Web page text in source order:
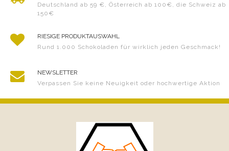
Deutschland ab 59 €, Österreich ab 100€, die Schweiz ab
150€
RIESIGE PRODUKTAUSWAHL
Rund 1.000 Schokoladen für wirklich jeden Geschmack!
NEWSLETTER
Verpassen Sie keine Neuigkeit oder hochwertige Aktion